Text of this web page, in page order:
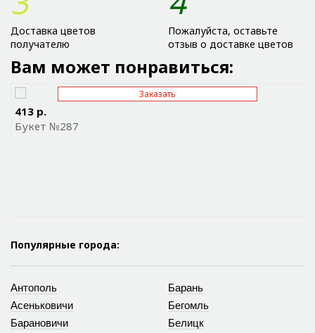
Доставка цветов
получателю
Пожалуйста, оставьте
отзыв о доставке цветов
Вам может понравиться:
Заказать
413 р.
Букет №287
Отправить ссылку на приложение
Популярные города:
Антополь
Асеньковичи
Барановичи
Барань
Бегомль
Белицк